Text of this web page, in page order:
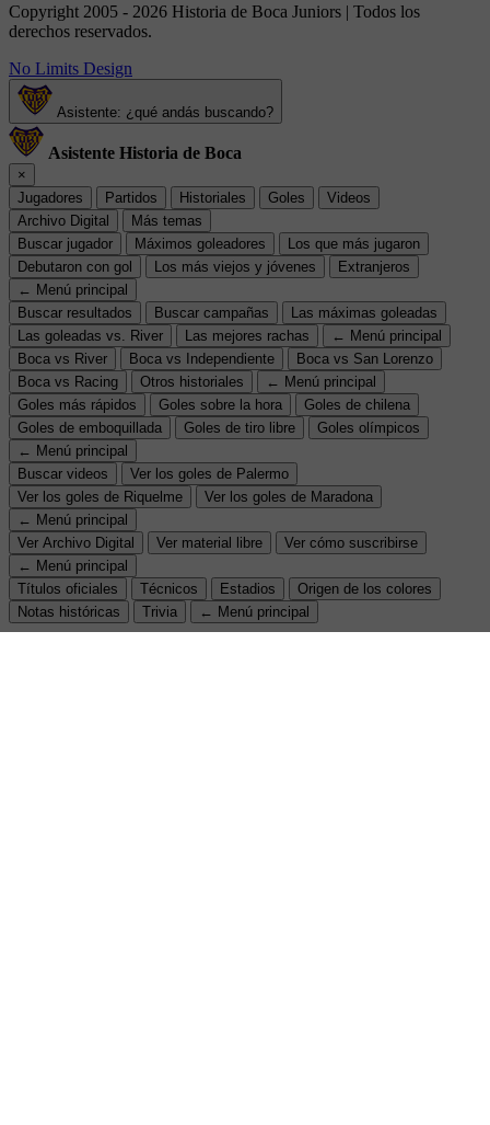
Copyright 2005 - 2026 Historia de Boca Juniors | Todos los
derechos reservados.
No Limits Design
Asistente: ¿qué andás buscando?
Asistente Historia de Boca
×
Jugadores
Partidos Historiales Goles
Videos
Archivo Digital
Más temas
Buscar jugador
Máximos goleadores
Los que más jugaron
Debutaron con gol
Los más viejos y jóvenes
Extranjeros
← Menú principal
Buscar resultados
Buscar campañas
Las máximas goleadas
Las goleadas vs. River
Las mejores rachas
← Menú principal
Boca vs River
Boca vs Independiente
Boca vs San Lorenzo
Boca vs Racing
Otros historiales
← Menú principal
Goles más rápidos
Goles sobre la hora
Goles de chilena
Goles de emboquillada
Goles de tiro libre
Goles olímpicos
← Menú principal
Buscar videos
Ver los goles de Palermo
Ver los goles de Riquelme
Ver los goles de Maradona
← Menú principal
Ver Archivo Digital
Ver material libre
Ver cómo suscribirse
← Menú principal
Títulos oficiales
Técnicos Estadios
Origen de los colores
Notas históricas
Trivia ← Menú principal